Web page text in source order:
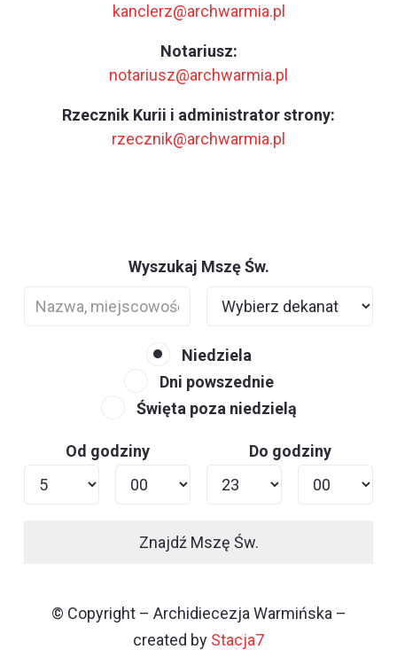
kanclerz@archwarmia.pl
Notariusz:
notariusz@archwarmia.pl
Rzecznik Kurii i administrator strony:
rzecznik@archwarmia.pl
Wyszukaj Mszę Św.
Niedziela
Dni powszednie
Święta poza niedzielą
Od godziny Do godziny
Znajdź Mszę Św.
© Copyright – Archidiecezja Warmińska –
created by Stacja7